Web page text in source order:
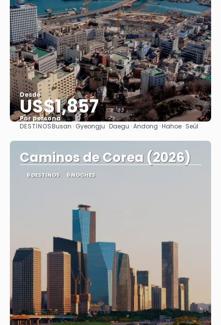
Desde
US$1,857
Por persona
Ver
DESTINOSBusan · Gyeongju · Daegu · Andong · Hahoe · Seúl
Caminos de Corea (2026)
6 DESTINOS 6 NOCHES